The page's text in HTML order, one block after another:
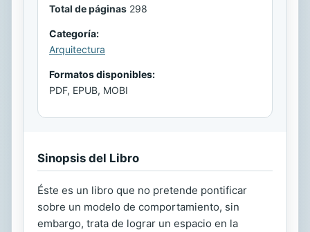
Total de páginas 298
Categoría:
Arquitectura
Formatos disponibles:
PDF, EPUB, MOBI
Sinopsis del Libro
Éste es un libro que no pretende pontificar
sobre un modelo de comportamiento, sin
embargo, trata de lograr un espacio en la